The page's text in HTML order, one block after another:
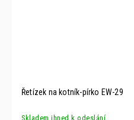
Řetízek na kotník-pírko EW-29
Skladem ihned k odeslání